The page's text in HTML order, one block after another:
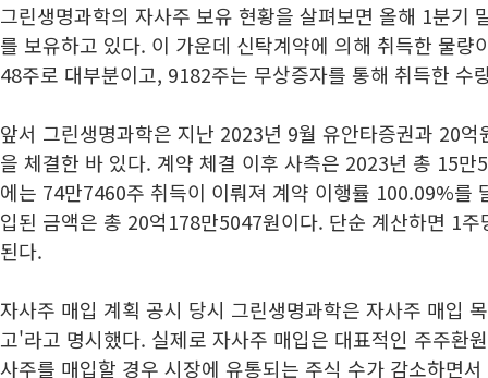
그린생명과학의 자사주 보유 현황을 살펴보면 올해 1분기
를 보유하고 있다. 이 가운데 신탁계약에 의해 취득한 물
48주로 대부분이고, 9182주는 무상증자를 통해 취득한 수
앞서 그린생명과학은 지난 2023년 9월 유안타증권과 20
을 체결한 바 있다. 계약 체결 이후 사측은 2023년 총 15
에는 74만7460주 취득이 이뤄져 계약 이행률 100.09%를
입된 금액은 총 20억178만5047원이다. 단순 계산하면 1
된다.
자사주 매입 계획 공시 당시 그린생명과학은 자사주 매입
고'라고 명시했다. 실제로 자사주 매입은 대표적인 주주환
사주를 매입할 경우 시장에 유통되는 주식 수가 감소하면